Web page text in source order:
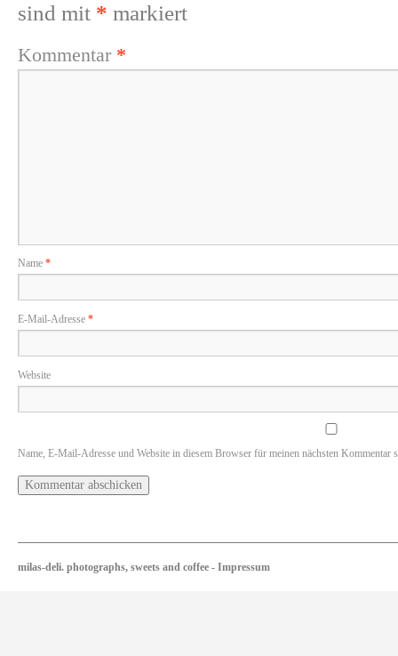
sind mit * markiert
Kommentar *
Name *
E-Mail-Adresse *
Website
Name, E-Mail-Adresse und Website in diesem Browser für meinen nächsten Kommentar
milas-deli. photographs, sweets and coffee - Impressum